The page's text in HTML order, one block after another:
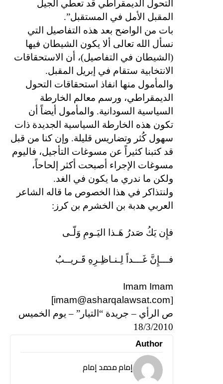
التحول الديمقراطي قد تعطي الجيل
المقبل الأمل في المستقبل”.
بات من الواضح بعد هذه التفاصيل التي
نسأل الله تعالى ألا يكون الشيطان فيها
(الشيطان في التفاصيل)، أن الاستحقاقات
الانتخابية ستقام في إبريل المقبل.
والمأمول منها انفاذ استحقاقات التحول
الديمقراطي، ورسم معالم الخارطة
السياسية السودانية. والمأمول أيضاً أن
تكون هذه الخارطة السياسية الجديدة ذات
سهول كُثر وتضاريس قليلة. وإن كنا من قبل
قد كتبنا كثيراً عن مسوغات التأجيل، فاليوم
مسوغات الإجراء أصبحت أكثر إلحاحاً،
ولكن ما ندري ما يكون في الغد.
ولنتذاكر في هذا الخصوص ما قاله الشاعر
العربي هدبة بن الخشرم بن كرز:
فإِن يَكُ صَدرُ هَـذا اليَـومِ وَلّـى
فـــإِنَّ غَـــداً لِـنـاظِـرِهِ قَـريــبُ
Imam Imam
[imam@asharqalawsat.com]
ص الرأي – جريدة “التيار” – يوم الخميس
18/3/2010
Author
إمام محمد إمام